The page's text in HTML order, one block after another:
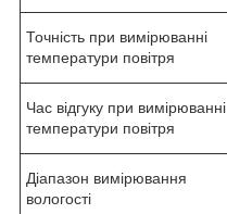
Точність при вимірюванні
температури повітря
Час відгуку при вимірюванні
температури повітря
Діапазон вимірювання
вологості